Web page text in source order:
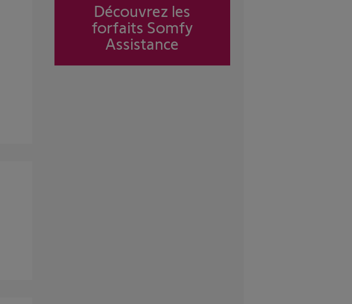
Découvrez les
forfaits Somfy
Assistance